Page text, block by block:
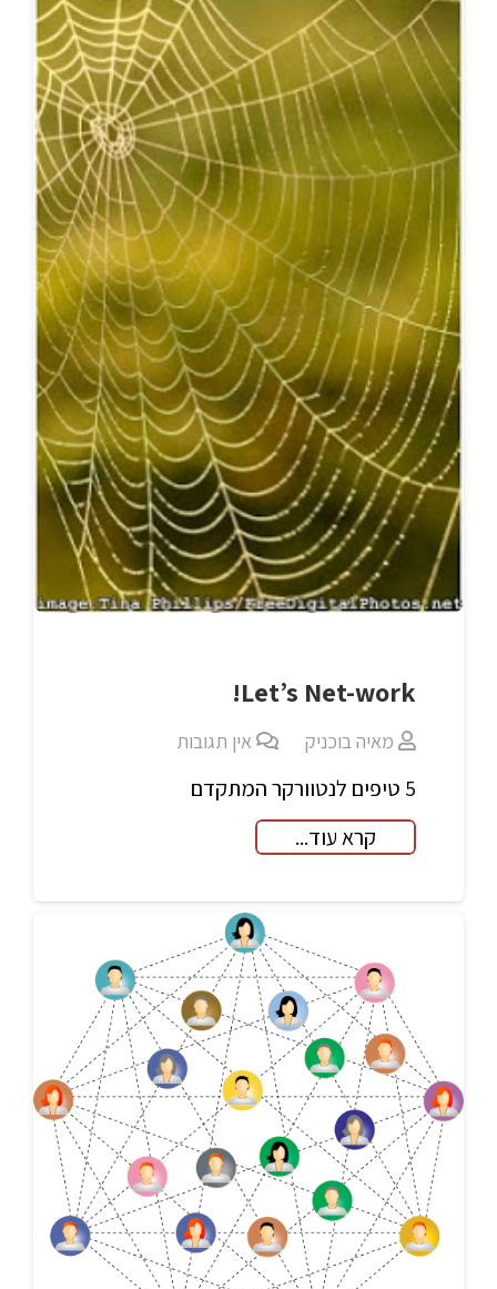
Let’s Net-work!
מאיה בוכניק אין תגובות
5 טיפים לנטוורקר המתקדם
קרא עוד...